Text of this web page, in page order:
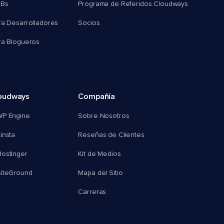
Desarrolladores
Blogueros
Programa de Referidos Cloudways
Socios
Engine
Compañía
Sobre Nosotros
Reseñas de Clientes
Kit de Medios
Mapa del Sitio
Carreras